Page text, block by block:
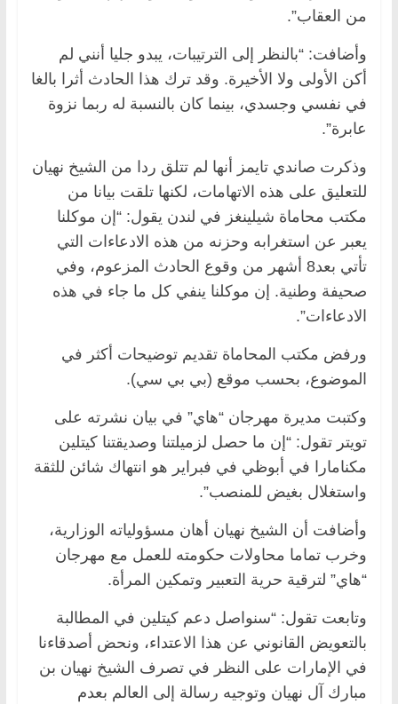
من العقاب”.
وأضافت: “بالنظر إلى الترتيبات، يبدو جليا أنني لم
أكن الأولى ولا الأخيرة. وقد ترك هذا الحادث أثرا بالغا
في نفسي وجسدي، بينما كان بالنسبة له ربما نزوة
عابرة”.
وذكرت صاندي تايمز أنها لم تتلق ردا من الشيخ نهيان
للتعليق على هذه الاتهامات، لكنها تلقت بيانا من
مكتب محاماة شيلينغز في لندن يقول: “إن موكلنا
يعبر عن استغرابه وحزنه من هذه الادعاءات التي
تأتي بعد8 أشهر من وقوع الحادث المزعوم، وفي
صحيفة وطنية. إن موكلنا ينفي كل ما جاء في هذه
الادعاءات”.
ورفض مكتب المحاماة تقديم توضيحات أكثر في
الموضوع، بحسب موقع (بي بي سي).
وكتبت مديرة مهرجان “هاي” في بيان نشرته على
تويتر تقول: “إن ما حصل لزميلتنا وصديقتنا كيتلين
مكنامارا في أبوظي في فبراير هو انتهاك شائن للثقة
واستغلال بغيض للمنصب”.
وأضافت أن الشيخ نهيان أهان مسؤولياته الوزارية،
وخرب تماما محاولات حكومته للعمل مع مهرجان
“هاي” لترقية حرية التعبير وتمكين المرأة.
وتابعت تقول: “سنواصل دعم كيتلين في المطالبة
بالتعويض القانوني عن هذا الاعتداء، ونحض أصدقاءنا
في الإمارات على النظر في تصرف الشيخ نهيان بن
مبارك آل نهيان وتوجيه رسالة إلى العالم بعدم